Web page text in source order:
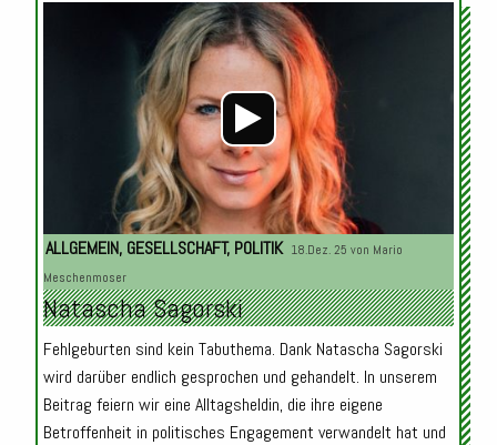
Audio-
Player
ALLGEMEIN, GESELLSCHAFT, POLITIK 18.Dez. 25 von Mario
Meschenmoser
Natascha Sagorski
Fehlgeburten sind kein Tabuthema. Dank Natascha Sagorski
wird darüber endlich gesprochen und gehandelt. In unserem
Beitrag feiern wir eine Alltagsheldin, die ihre eigene
Betroffenheit in politisches Engagement verwandelt hat und